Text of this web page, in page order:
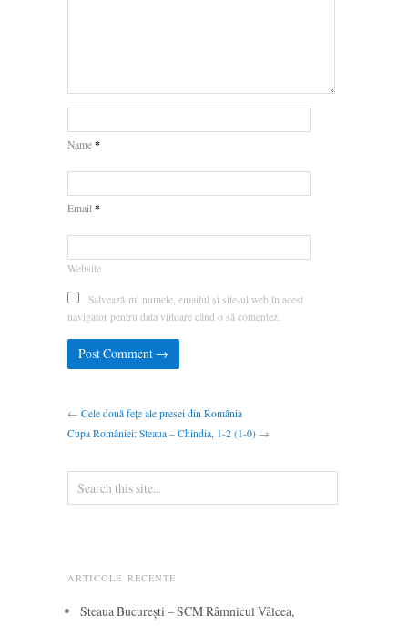
Name *
Email *
Website
Salvează-mi numele, emailul și site-ul web în acest
navigator pentru data viitoare când o să comentez.
← Cele două fețe ale presei din România
Cupa României: Steaua – Chindia, 1-2 (1-0) →
ARTICOLE RECENTE
Steaua București – SCM Râmnicul Vâlcea,